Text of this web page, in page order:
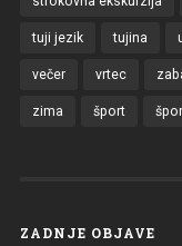
tuji jezik tujina
večer vrtec
zima šport
ZADNJE OBJAVE